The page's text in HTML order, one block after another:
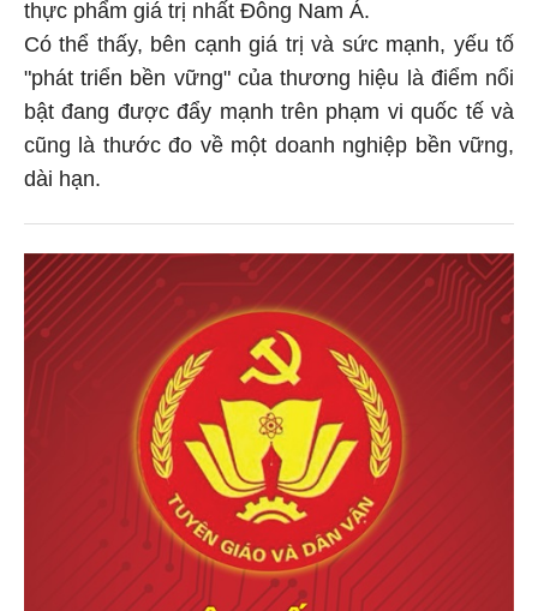
thực phẩm giá trị nhất Đông Nam Á.
Có thể thấy, bên cạnh giá trị và sức mạnh, yếu tố
"phát triển bền vững" của thương hiệu là điểm nổi
bật đang được đẩy mạnh trên phạm vi quốc tế và
cũng là thước đo về một doanh nghiệp bền vững,
dài hạn.